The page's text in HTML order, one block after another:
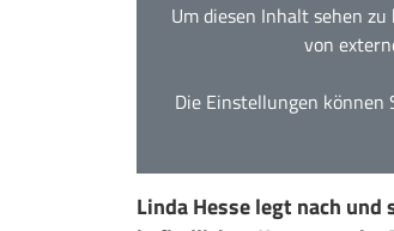
Um diesen Inhalt sehen
von
Die Einstellungen können
Linda Hesse legt nach